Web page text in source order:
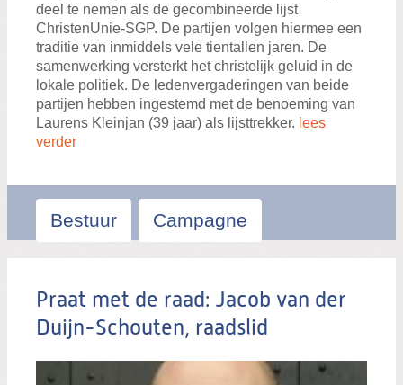
deel te nemen als de gecombineerde lijst
ChristenUnie-SGP. De partijen volgen hiermee een
traditie van inmiddels vele tientallen jaren. De
samenwerking versterkt het christelijk geluid in de
lokale politiek. De ledenvergaderingen van beide
partijen hebben ingestemd met de benoeming van
Laurens Kleinjan (39 jaar) als lijsttrekker. lees
verder
Bestuur Campagne
Praat met de raad: Jacob van der
Duijn-Schouten, raadslid